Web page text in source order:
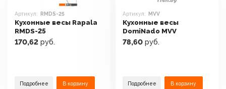
Артикул: RMDS-25
Кухонные весы Rapala
RMDS-25
170,62 руб.
Подробнее В корзину
Артикул: MVV
Кухонные весы
DomiNado MVV
78,60 руб.
Подробнее В корзину